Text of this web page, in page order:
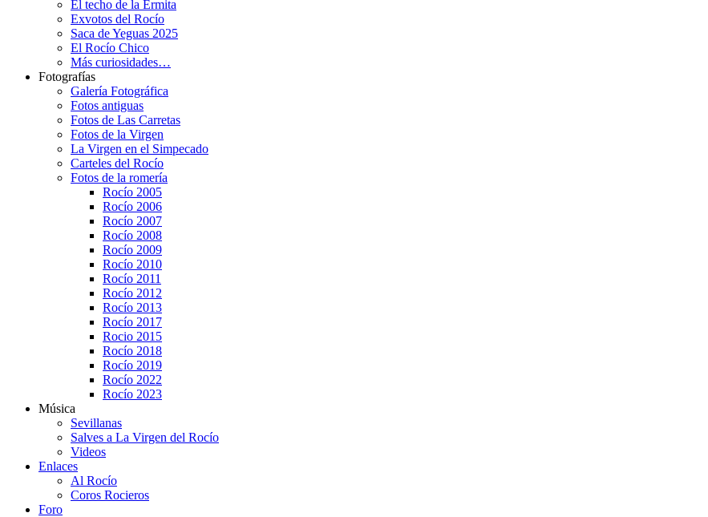
El techo de la Ermita
Exvotos del Rocío
Saca de Yeguas 2025
El Rocío Chico
Más curiosidades…
Fotografías
Galería Fotográfica
Fotos antiguas
Fotos de Las Carretas
Fotos de la Virgen
La Virgen en el Simpecado
Carteles del Rocío
Fotos de la romería
Rocío 2005
Rocío 2006
Rocío 2007
Rocío 2008
Rocío 2009
Rocío 2010
Rocío 2011
Rocío 2012
Rocío 2013
Rocío 2017
Rocio 2015
Rocío 2018
Rocío 2019
Rocío 2022
Rocío 2023
Música
Sevillanas
Salves a La Virgen del Rocío
Videos
Enlaces
Al Rocío
Coros Rocieros
Foro